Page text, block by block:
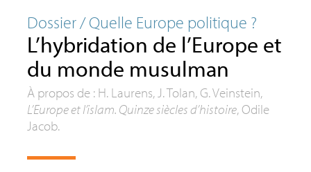
Dossier / Quelle Europe politique ?
L’hybridation de l’Europe et
du monde musulman
À propos de : H. Laurens, J. Tolan, G. Veinstein,
L’Europe et l’islam. Quinze siècles d’histoire, Odile
Jacob.